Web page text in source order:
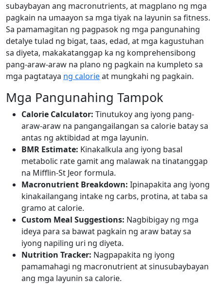
subaybayan ang macronutrients, at magplano ng mga
pagkain na umaayon sa mga tiyak na layunin sa fitness.
Sa pamamagitan ng pagpasok ng mga pangunahing
detalye tulad ng bigat, taas, edad, at mga kagustuhan
sa diyeta, makakatanggap ka ng komprehensibong
pang-araw-araw na plano ng pagkain na kumpleto sa
mga pagtataya ng calorieat mungkahi ng pagkain.
Mga Pangunahing Tampok
Calorie Calculator: Tinutukoy ang iyong pang-
araw-araw na pangangailangan sa calorie batay sa
antas ng aktibidad at mga layunin.
BMR Estimate: Kinakalkula ang iyong basal
metabolic rate gamit ang malawak na tinatanggap
na Mifflin-St Jeor formula.
Macronutrient Breakdown: Ipinapakita ang iyong
kinakailangang intake ng carbs, protina, at taba sa
gramo at calorie.
Custom Meal Suggestions: Nagbibigay ng mga
ideya para sa bawat pagkain ng araw batay sa
iyong napiling uri ng diyeta.
Nutrition Tracker: Nagpapakita ng iyong
pamamahagi ng macronutrient at sinusubaybayan
ang mga layunin sa calorie.